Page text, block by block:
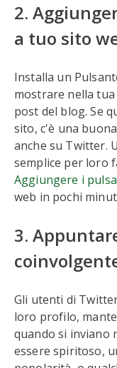
2.
a tuo sito
Installa un
mostrare nella
post del blog. Se
sito, c'è una
anche su Twitter.
semplice per loro
Aggiungere i
web in pochi
3.
Gli utenti di
loro profilo,
quando si inviano
essere spiritoso,